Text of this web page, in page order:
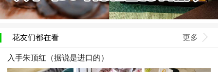
花友们都在看 更多
入手朱顶红（据说是进口的）